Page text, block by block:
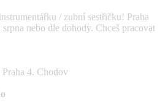
/ zubní sestřičku! Praha
nebo dle dohody. Chceš pracovat
4. Chodov